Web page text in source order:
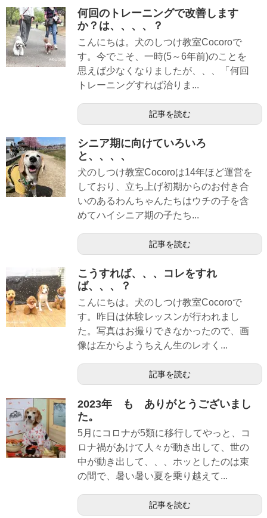
何回のトレーニングで改善します
か？は、、、、？
こんにちは。犬のしつけ教室Cocoroで
す。今でこそ、一時(5～6年前)のことを
思えば少なくなりましたが、、、「何回
トレーニングすれば治りま...
記事を読む
シニア期に向けていろいろ
と、、、、
犬のしつけ教室Cocoroは14年ほど運営を
しており、立ち上げ初期からのお付き合
いのあるわんちゃんたちはウチの子を含
めてハイシニア期の子たち...
記事を読む
こうすれば、、、コレをすれ
ば、、、？
こんにちは。犬のしつけ教室Cocoroで
す。昨日は体験レッスンが行われまし
た。写真はお撮りできなかったので、画
像は左からようちえん生のレオく...
記事を読む
2023年 も ありがとうございまし
た。
5月にコロナが5類に移行してやっと、コ
ロナ禍があけて人々が動き出して、世の
中が動き出して、、、ホッとしたのは束
の間で、暑い暑い夏を乗り越えて...
記事を読む